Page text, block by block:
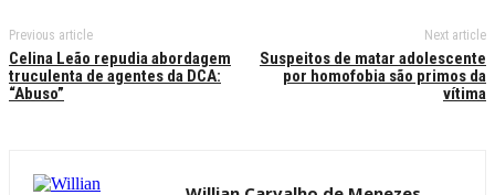
Previous article
Celina Leão repudia abordagem
truculenta de agentes da DCA:
“Abuso”
Next article
Suspeitos de matar adolescente
por homofobia são primos da
vítima